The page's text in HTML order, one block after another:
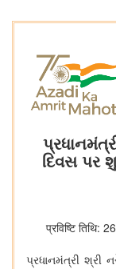
દિવસ પર
प्रविष्टि
પ્રધાનમંત્રી શ્રી